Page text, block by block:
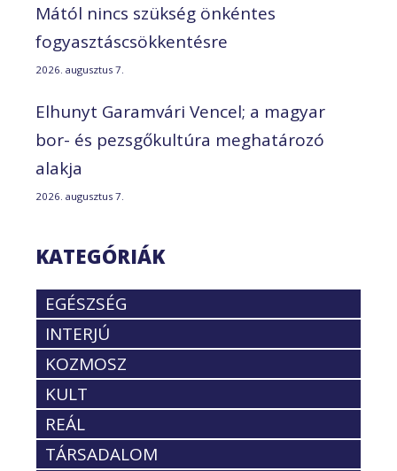
Mától nincs szükség önkéntes
fogyasztáscsökkentésre
2026. augusztus 7.
Elhunyt Garamvári Vencel; a magyar
bor- és pezsgőkultúra meghatározó
alakja
2026. augusztus 7.
KATEGÓRIÁK
EGÉSZSÉG
INTERJÚ
KOZMOSZ
KULT
REÁL
TÁRSADALOM